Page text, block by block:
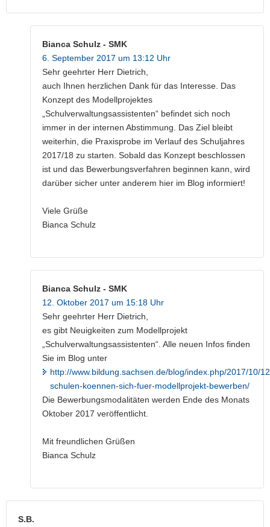
Bianca Schulz - SMK
6. September 2017 um 13:12 Uhr
Sehr geehrter Herr Dietrich,
auch Ihnen herzlichen Dank für das Interesse. Das
Konzept des Modellprojektes
„Schulverwaltungsassistenten“ befindet sich noch
immer in der internen Abstimmung. Das Ziel bleibt
weiterhin, die Praxisprobe im Verlauf des Schuljahres
2017/18 zu starten. Sobald das Konzept beschlossen
ist und das Bewerbungsverfahren beginnen kann, wird
darüber sicher unter anderem hier im Blog informiert!
Viele Grüße
Bianca Schulz
Bianca Schulz - SMK
12. Oktober 2017 um 15:18 Uhr
Sehr geehrter Herr Dietrich,
es gibt Neuigkeiten zum Modellprojekt
„Schulverwaltungsassistenten“. Alle neuen Infos finden
Sie im Blog unter
http://www.bildung.sachsen.de/blog/index.php/2017/10/
schulen-koennen-sich-fuer-modellprojekt-bewerben/
Die Bewerbungsmodalitäten werden Ende des Monats
Oktober 2017 veröffentlicht.
Mit freundlichen Grüßen
Bianca Schulz
S.B.